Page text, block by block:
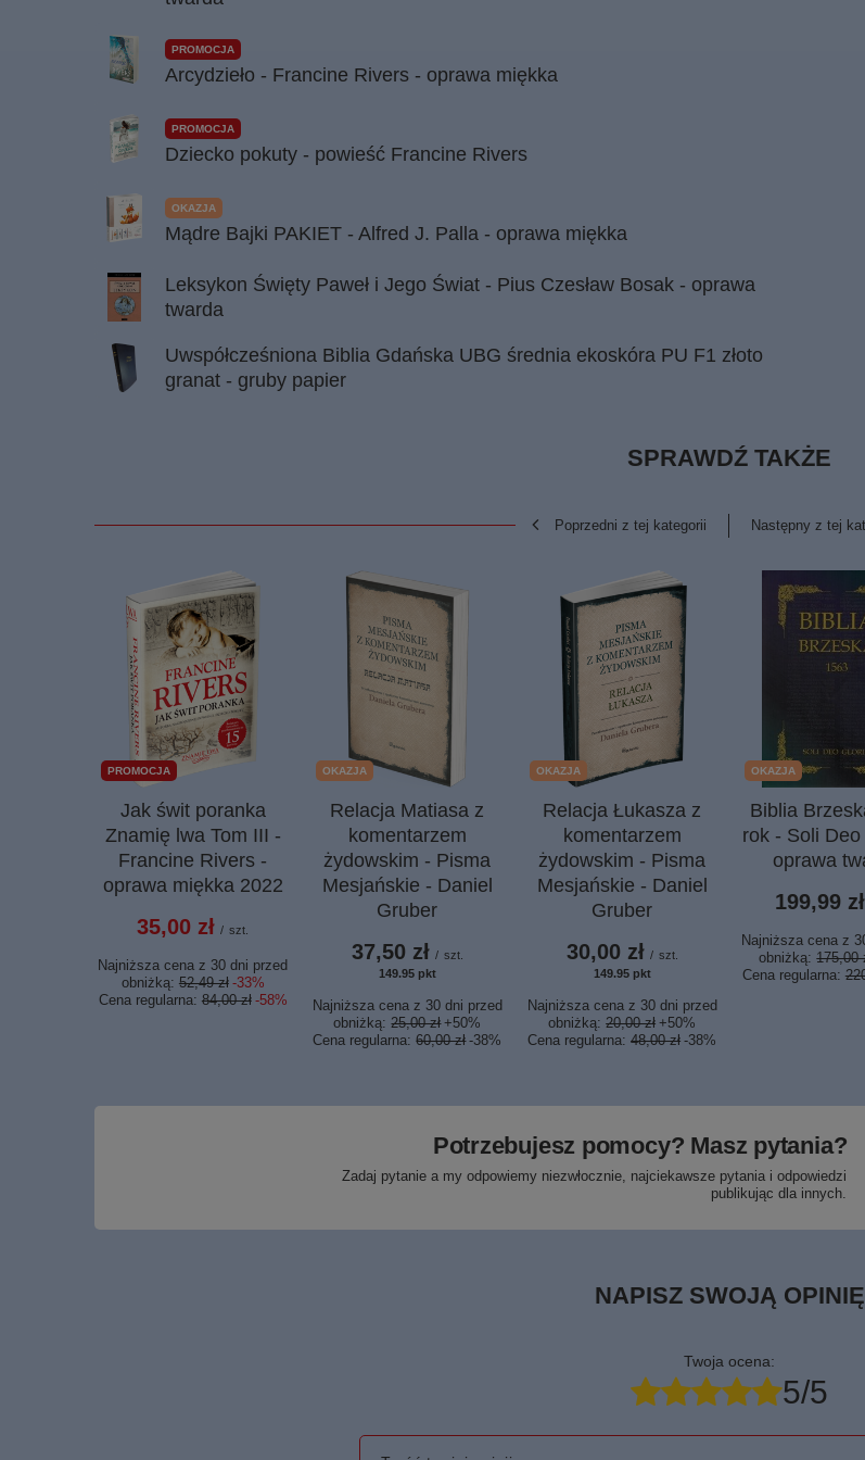
PROMOCJA
Arcydzieło - Francine Rivers - oprawa miękka
PROMOCJA
Dziecko pokuty - powieść Francine Rivers
OKAZJA
Mądre Bajki PAKIET - Alfred J. Palla - oprawa miękka
Leksykon Święty Paweł i Jego Świat - Pius Czesław Bosak - oprawa
twarda
Uwspółcześniona Biblia Gdańska UBG średnia ekoskóra PU F1 złoto
granat - gruby papier
SPRAWDŹ TAKŻE
Poprzedni z tej kategorii Następny z tej
PROMOCJA
Jak świt poranka
Znamię lwa Tom III -
Francine Rivers -
oprawa miękka 2022
35,00 zł / szt.
Najniższa cena z 30 dni przed
obniżką: 52,49 zł -33%
Cena regularna: 84,00 zł -58%
OKAZJA
Relacja Matiasa z
komentarzem
żydowskim - Pisma
Mesjańskie - Daniel
Gruber
37,50 zł / szt.
149.95 pktpunktów
Najniższa cena z 30 dni przed
obniżką:25,00 zł +50%
Cena regularna:60,00 zł -38%
OKAZJA
Relacja Łukasza z
komentarzem
żydowskim - Pisma
Mesjańskie - Daniel
Gruber
30,00 zł / szt.
149.95 pktpunktów
Najniższa cena z 30 dni przed
obniżką:20,00 zł +50%
Cena regularna:48,00 zł -38%
OKAZJA
Biblia
rok - Soli
oprawa
199,99 zł
Najniższa cena z
obniżką:175,00
Cena regularna:
Potrzebujesz pomocy? Masz pytania?
Zadaj pytanie a my odpowiemy niezwłocznie, najciekawsze pytania i odpowiedzi
publikując dla innych.
NAPISZ SWOJĄ OPINIĘ
Twoja ocena:
5/5